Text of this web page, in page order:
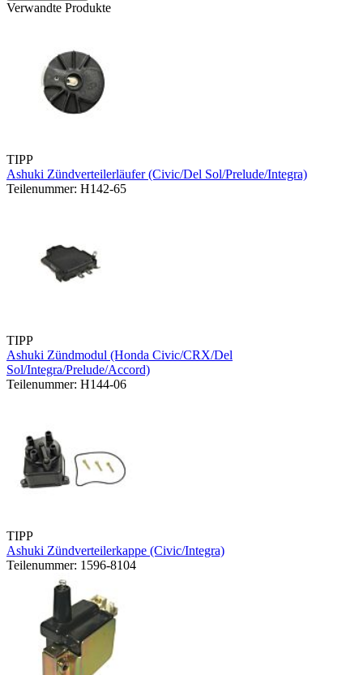
Verwandte Produkte
TIPP
Ashuki Zündverteilerläufer (Civic/Del Sol/Prelude/Integra)
Teilenummer: H142-65
TIPP
Ashuki Zündmodul (Honda Civic/CRX/Del
Sol/Integra/Prelude/Accord)
Teilenummer: H144-06
TIPP
Ashuki Zündverteilerkappe (Civic/Integra)
Teilenummer: 1596-8104